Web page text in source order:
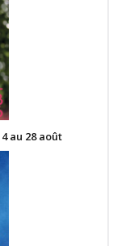
au 28 août